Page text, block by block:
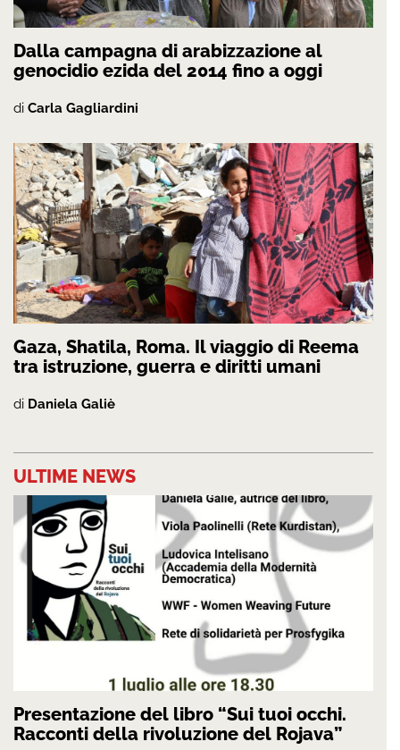
Dalla campagna di arabizzazione al
genocidio ezida del 2014 fino a oggi
di Carla Gagliardini
Gaza, Shatila, Roma. Il viaggio di Reema
tra istruzione, guerra e diritti umani
di Daniela Galiè
ULTIME NEWS
Presentazione del libro “Sui tuoi occhi.
Racconti della rivoluzione del Rojava”